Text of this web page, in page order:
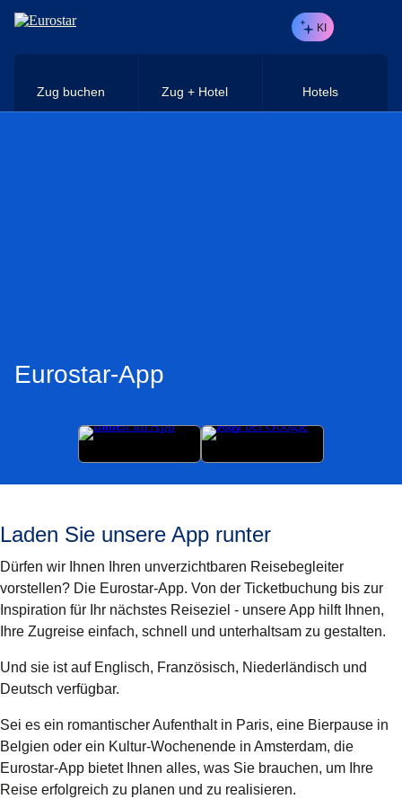
Direkt zum Hauptinhalt
KI
Zug buchen Zug + Hotel Hotels
Eurostar-App
Laden Sie unsere App runter
Dürfen wir Ihnen Ihren unverzichtbaren Reisebegleiter
vorstellen? Die Eurostar-App. Von der Ticketbuchung bis zur
Inspiration für Ihr nächstes Reiseziel - unsere App hilft Ihnen,
Ihre Zugreise einfach, schnell und unterhaltsam zu gestalten.
Und sie ist auf Englisch, Französisch, Niederländisch und
Deutsch verfügbar.
Sei es ein romantischer Aufenthalt in Paris, eine Bierpause in
Belgien oder ein Kultur-Wochenende in Amsterdam, die
Eurostar-App bietet Ihnen alles, was Sie brauchen, um Ihre
Reise erfolgreich zu planen und zu realisieren.